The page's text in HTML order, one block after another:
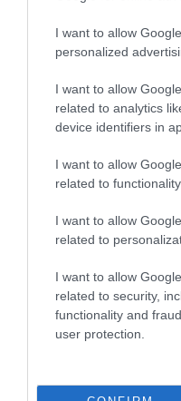
I want to allow
personalized
I want to allow
related to analytics
device identifiers in
I want to allow
related to
I want to allow
related to
I want to allow
related to security,
functionality and
user protection.